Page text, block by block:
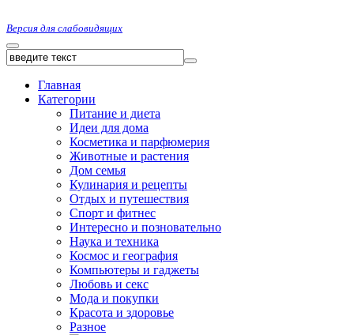
Версия для слабовидящих
Главная
Категории
Питание и диета
Идеи для дома
Косметика и парфюмерия
Животные и растения
Дом семья
Кулинария и рецепты
Отдых и путешествия
Спорт и фитнес
Интересно и позновательно
Наука и техника
Космос и география
Компьютеры и гаджеты
Любовь и секс
Мода и покупки
Красота и здоровье
Разное